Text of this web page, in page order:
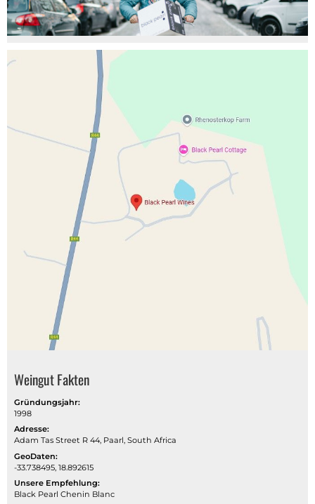
Weingut Fakten
Gründungsjahr:
1998
Adresse:
Adam Tas Street R 44, Paarl, South Africa
GeoDaten:
-33.738495, 18.892615
Unsere Empfehlung:
Black Pearl Chenin Blanc